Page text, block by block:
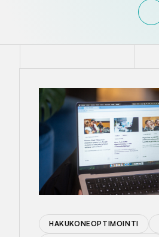
HAKUKONEOPTIMOINTI